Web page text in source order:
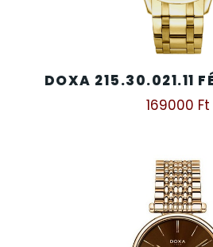
DOXA 215.30.021.11
169000 Ft